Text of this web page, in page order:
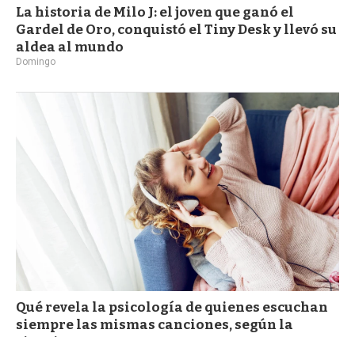
La historia de Milo J: el joven que ganó el
Gardel de Oro, conquistó el Tiny Desk y llevó su
aldea al mundo
Domingo
Qué revela la psicología de quienes escuchan
siempre las mismas canciones, según la